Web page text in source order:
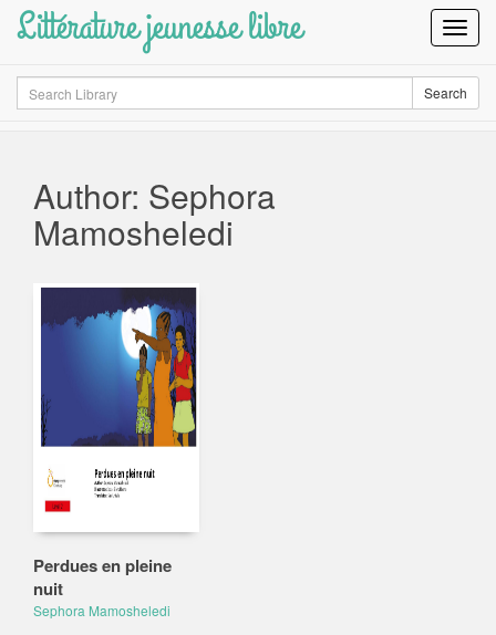
Littérature jeunesse libre
Search Search
Author: Sephora
Mamosheledi
Perdues en pleine
nuit
Sephora Mamosheledi